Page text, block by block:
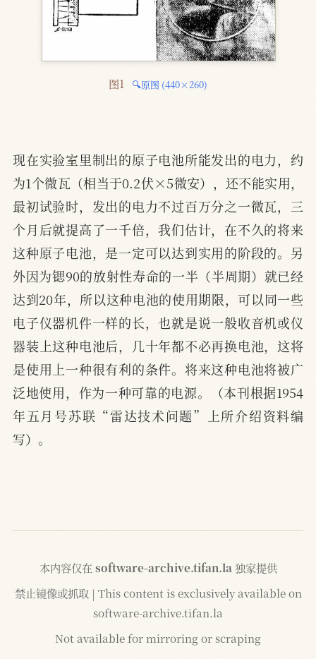
图1 🔍原图 (440×260)
现在实验室里制出的原子电池所能发出的电力，约
为1个微瓦（相当于0.2伏×5微安），还不能实用，
最初试验时，发出的电力不过百万分之一微瓦，三
个月后就提高了一千倍，我们估计，在不久的将来
这种原子电池，是一定可以达到实用的阶段的。另
外因为锶90的放射性寿命的一半（半周期）就已经
达到20年，所以这种电池的使用期限，可以同一些
电子仪器机件一样的长，也就是说一般收音机或仪
器装上这种电池后，几十年都不必再换电池，这将
是使用上一种很有利的条件。将来这种电池将被广
泛地使用，作为一种可靠的电源。（本刊根据1954
年五月号苏联“雷达技术问题”上所介绍资料编
写）。
本内容仅在 software-archive.tifan.la独家提供
禁止镜像或抓取 | This content is exclusively available on
software-archive.tifan.la
Not available for mirroring or scraping